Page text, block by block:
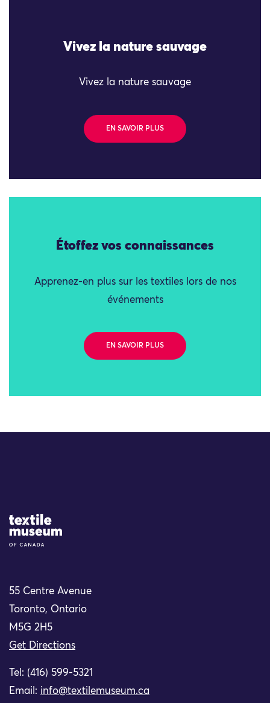
Vivez la nature sauvage
Vivez la nature sauvage
EN SAVOIR PLUS
Étoffez vos connaissances
Apprenez-en plus sur les textiles lors de nos
événements
EN SAVOIR PLUS
Site Logo
55 Centre Avenue
Toronto, Ontario
M5G 2H5
Get Directions
Tel: (416) 599-5321
Email: info@textilemuseum.ca